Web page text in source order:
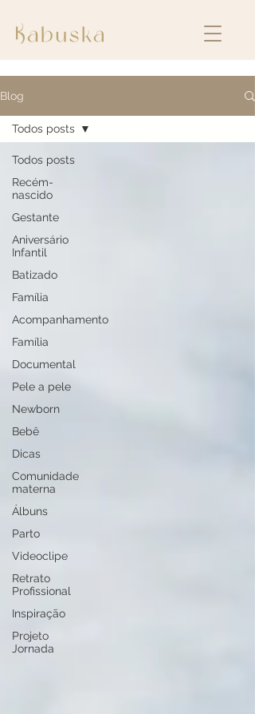
Blog
Todos posts
Recém-
nascido
Gestante
Aniversário
Infantil
Batizado
Família
Acompanhamento
Família
Documental
Pele a pele
Newborn
Bebê
Dicas
Comunidade
materna
Álbuns
Parto
Videoclipe
Retrato
Profissional
Inspiração
Projeto
Jornada
Todos posts